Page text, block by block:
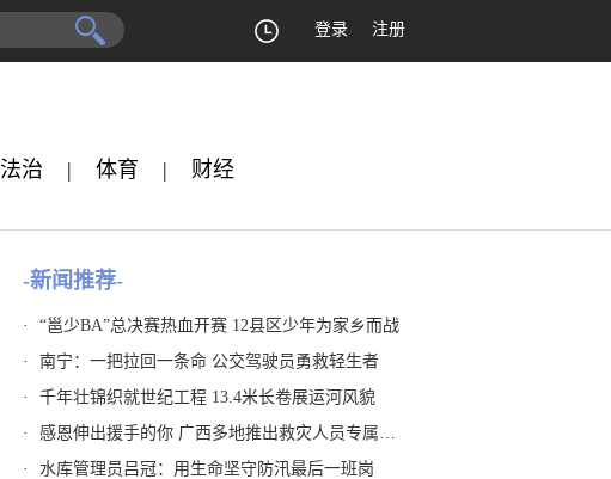
登录 注册
法治 | 体育 | 财经
-新闻推荐-
·
“邕少BA”总决赛热血开赛 12县区少年为家乡而战
·
南宁：一把拉回一条命 公交驾驶员勇救轻生者
·
千年壮锦织就世纪工程 13.4米长卷展运河风貌
·
感恩伸出援手的你 广西多地推出救灾人员专属福利
·
水库管理员吕冠：用生命坚守防汛最后一班岗